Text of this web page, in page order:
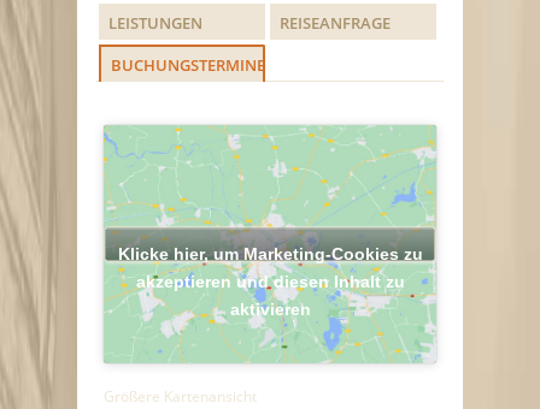
LEISTUNGEN
REISEANFRAGE
BUCHUNGSTERMINE
Klicke hier, um Marketing-Cookies zu
akzeptieren und diesen Inhalt zu
aktivieren
Größere Kartenansicht